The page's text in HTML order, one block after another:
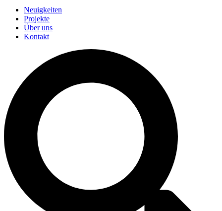
Neuigkeiten
Projekte
Über uns
Kontakt